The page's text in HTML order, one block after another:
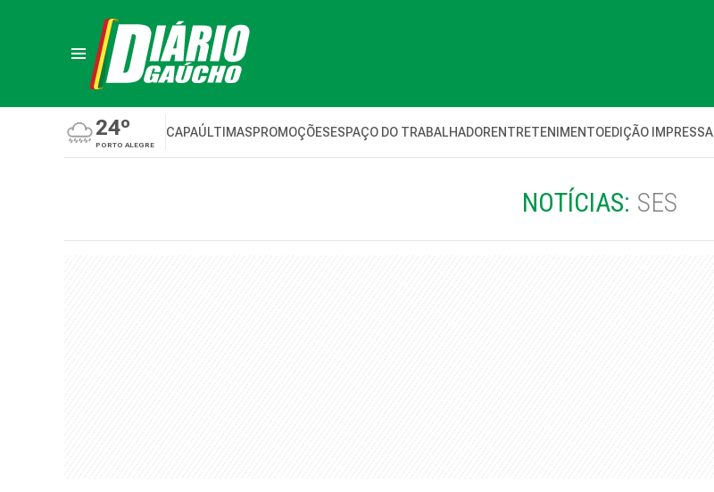
24º
PORTO ALEGRE
CAPAÚLTIMASPROMOÇÕESESPAÇO DO TRABALHADORENTRETENIMENTOEDIÇÃO IMPRESSA
NOTÍCIAS: SES